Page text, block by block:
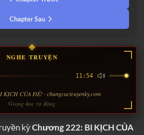
Chapter Sau
NGHE TRUYỆN
11:54
KỊCH CỦA ĐẾ! · chungcuctruyenky.com
Giọng đọc tự động
kỳChương 222: BI KỊCH CỦA